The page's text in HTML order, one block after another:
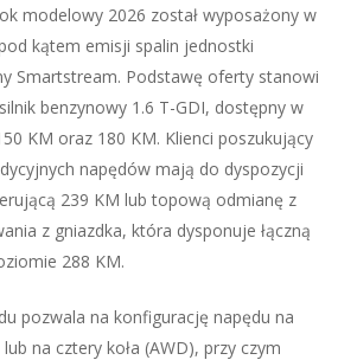
modelowy 2026 został wyposażony w
kątem emisji spalin jednostki
Smartstream. Podstawę oferty stanowi
benzynowy 1.6 T-GDI, dostępny w
KM oraz 180 KM. Klienci poszukujący
napędów mają do dyspozycji
239 KM lub topową odmianę z
z gniazdka, która dysponuje łączną
288 KM.
pozwala na konfigurację napędu na
na cztery koła (AWD), przy czym